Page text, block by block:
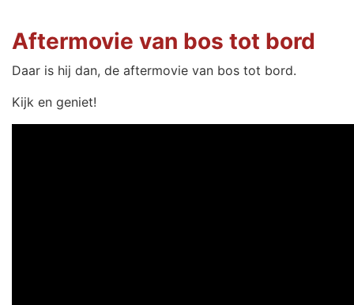
Aftermovie van bos tot bord
Daar is hij dan, de aftermovie van bos tot bord.
Kijk en geniet!